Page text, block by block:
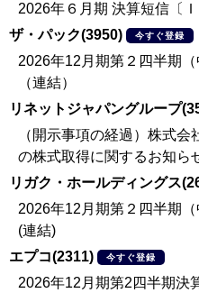
2026年６月期 決算短信〔Ｉ
ザ・パック(3950)
今すぐ登録
2026年12月期第２四半期
（連結）
リネットジャパングループ
（開示事項の経過）株式
の株式取得に関するお知ら
リガク・ホールディングス
2026年12月期第２四半期
(連結)
エプコ(2311)
今すぐ登録
2026年12月期第2四半期決